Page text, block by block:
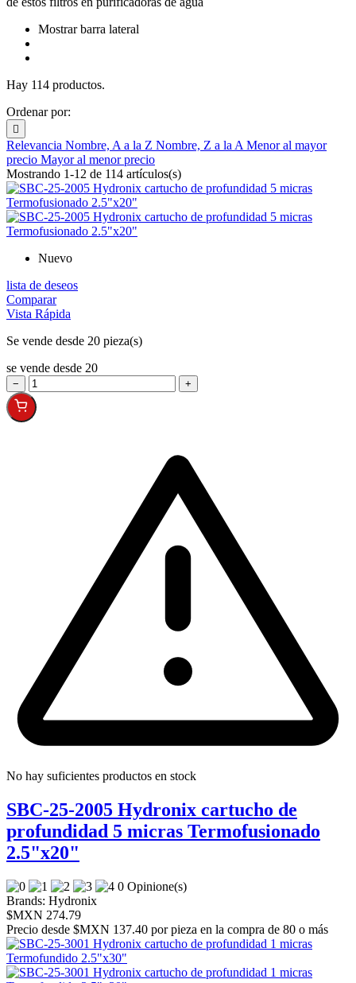
Mostrar barra lateral
Hay 114 productos.
Ordenar por:

Relevancia Nombre, A a la Z Nombre, Z a la A Menor al mayor
precio Mayor al menor precio
Mostrando 1-12 de 114 artículos(s)
Nuevo
lista de deseos
Comparar
Vista Rápida
Se vende desde 20 pieza(s)
se vende desde 20
− +
No hay suficientes productos en stock
SBC-25-2005 Hydronix cartucho de
profundidad 5 micras Termofusionado
2.5"x20"
0 Opinione(s)
Brands: Hydronix
$MXN 274.79
Precio desde $MXN 137.40 por pieza en la compra de 80 o más